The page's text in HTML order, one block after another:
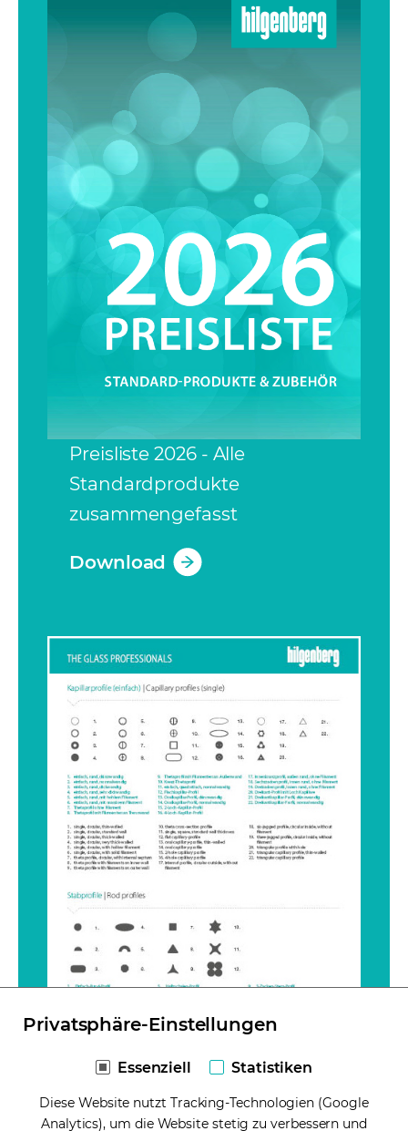
Preisliste 2026 - Alle
Standardprodukte
zusammengefasst
Download
(opens in a new tab)
Hier finden Sie eine Übersicht
aller Kapillarprofile
Privatsphäre-Einstellungen
Essenziell Statistiken
Diese Website nutzt Tracking-Technologien (Google
Analytics), um die Website stetig zu verbessern und